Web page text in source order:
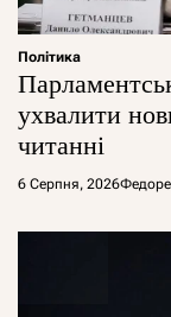
Політика
ухвалити
читанні
6 Серпня, 2026